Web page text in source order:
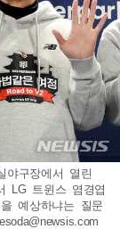
구장에서 열린
LG 트윈스 염경엽
예상하냐는 질문